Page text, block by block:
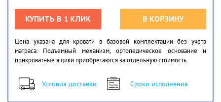
КУПИТЬ В 1 КЛИК В КОРЗИНУ
Цена указана для кровати в базовой комплектации без учета
матраса. Подъемный механизм, ортопедическое основание и
прикроватные ящики приобретаются за отдельную стоимость.
Условия доставки Сроки исполнения